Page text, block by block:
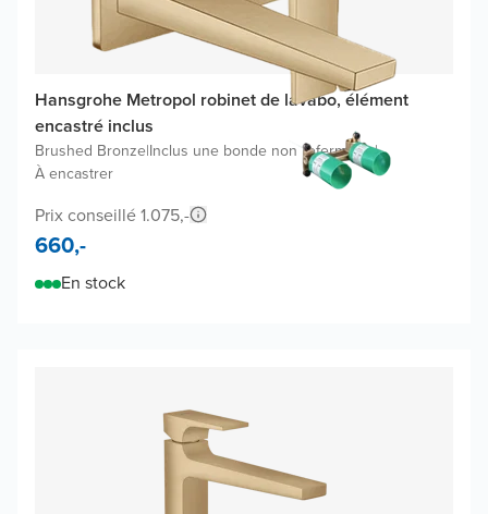
Hansgrohe Metropol robinet de lavabo, élément
encastré inclus
Brushed Bronze|Inclus une bonde non refermable|
À encastrer
Prix conseillé 1.075,-
660,-
En stock